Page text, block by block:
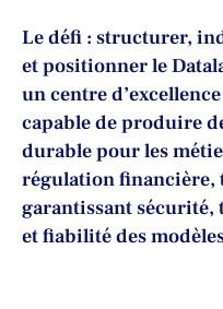
Le défi : structurer,
et positionner le
un centre
capable de produire
durable pour les
régulation financière,
garantissant
et fiabilité des